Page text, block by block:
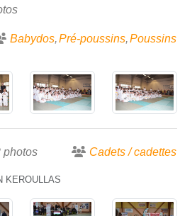
Babydos Pré-poussins Poussins
photos Cadets / cadettes
KEROULLAS